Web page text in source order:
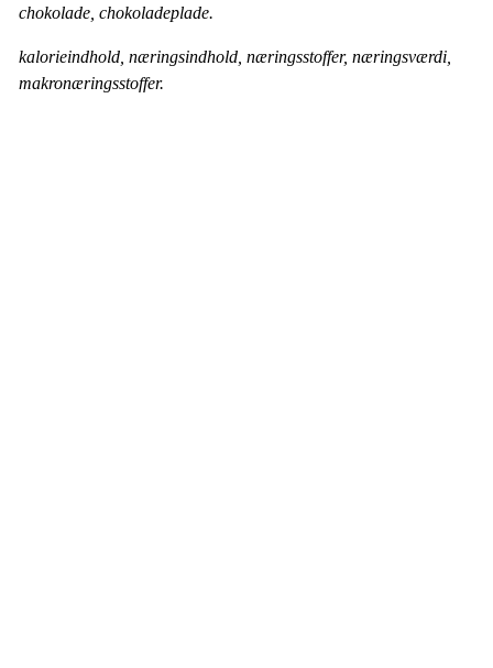
chokolade, chokoladeplade.
kalorieindhold, næringsindhold, næringsstoffer, næringsværdi,
makronæringsstoffer.